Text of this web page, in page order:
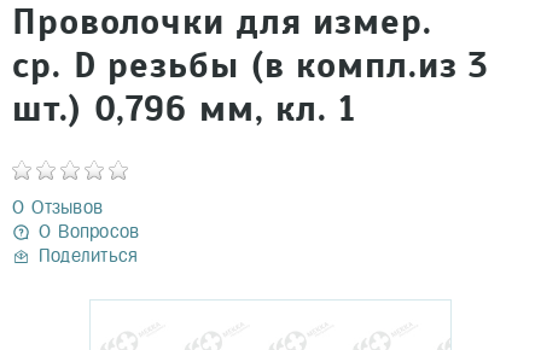
Проволочки для измер.
ср. D резьбы (в компл.из 3
шт.) 0,796 мм, кл. 1
0 Отзывов
0 Вопросов
Поделиться